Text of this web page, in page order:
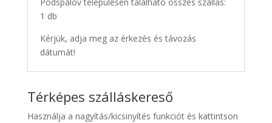
1 db
Kérjük, adja meg az érkezés és távozás
dátumát!
Térképes szálláskereső
Használja a nagyítás/kicsinyítés funkciót és kattintson